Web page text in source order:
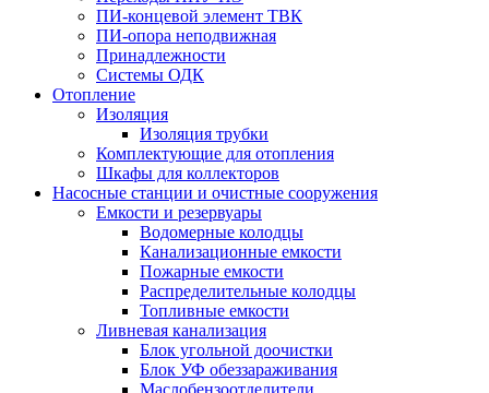
ПИ-концевой элемент ТВК
ПИ-опора неподвижная
Принадлежности
Системы ОДК
Отопление
Изоляция
Изоляция трубки
Комплектующие для отопления
Шкафы для коллекторов
Насосные станции и очистные сооружения
Емкости и резервуары
Водомерные колодцы
Канализационные емкости
Пожарные емкости
Распределительные колодцы
Топливные емкости
Ливневая канализация
Блок угольной доочистки
Блок УФ обеззараживания
Маслобензоотделители